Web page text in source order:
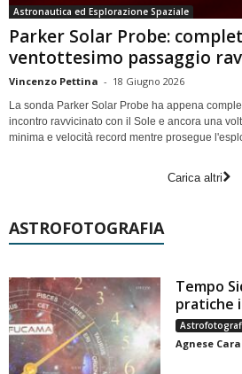
Astronautica ed Esplorazione Spaziale
Parker Solar Probe:
ventottesimo passaggio
Vincenzo Pettina - 18 Giugno 2026
La sonda Parker Solar Probe ha appena
incontro ravvicinato con il Sole e ancora una
minima e velocità record mentre prosegue
Carica altri
ASTROFOTOGRAFIA
Tempo
pratiche
Agnese